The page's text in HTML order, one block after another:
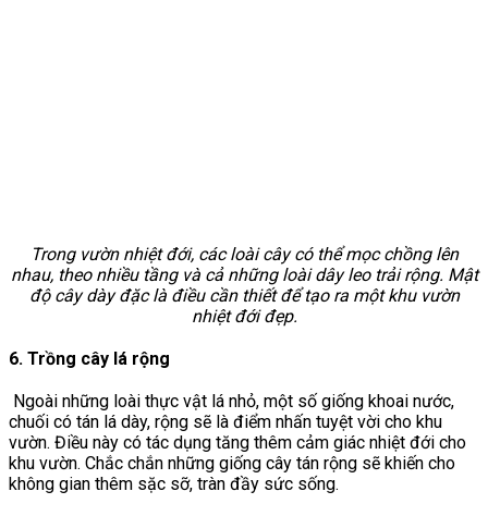
Trong vườn nhiệt đới, các loài cây có thể mọc chồng lên
nhau, theo nhiều tầng và cả những loài dây leo trải rộng. Mật
độ cây dày đặc là điều cần thiết để tạo ra một khu vườn
nhiệt đới đẹp.
6. Trồng cây lá rộng
Ngoài những loài thực vật lá nhỏ, một số giống khoai nước,
chuối có tán lá dày, rộng sẽ là điểm nhấn tuyệt vời cho khu
vườn. Điều này có tác dụng tăng thêm cảm giác nhiệt đới cho
khu vườn. Chắc chắn những giống cây tán rộng sẽ khiến cho
không gian thêm sặc sỡ, tràn đầy sức sống.